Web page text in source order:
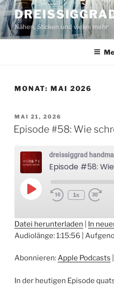
Zum
Inhalt
springenNähen, Sticken und vieles mehr
MONAT: MAI 2026
VERÖFFENTLICHT
AM
MAI 21, 2026
Episode #58: Wie
dreissiggrad
Episode #58:
Play
Episode
1x
Apple Podcasts
RSS FEED
TEILEN
LINK
EMBED
Datei herunterladen In
Audiolänge: 1:15:56
Abonnieren:Apple Podcasts
In der heutigen Episode